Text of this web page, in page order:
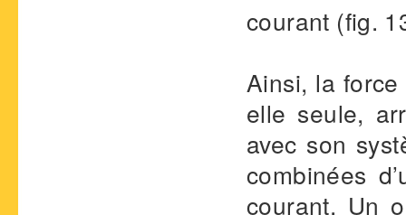
courant (fig.
Ainsi, la
elle seule,
avec son
combinées
courant. Un